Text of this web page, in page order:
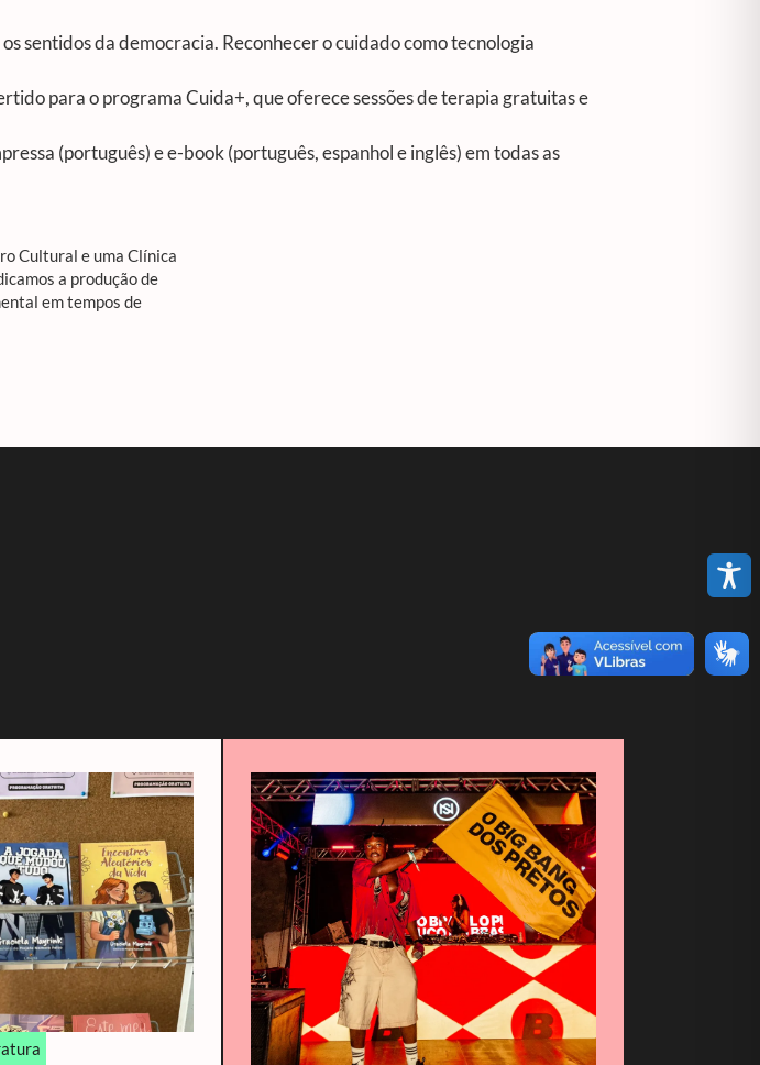
sentidos da democracia. Reconhecer o cuidado como tecnologia
para o programa Cuida+, que oferece sessões de terapia gratuitas e
(português) e e-book (português, espanhol e inglês) em todas as
Cultural e uma Clínica
a produção de
em tempos de